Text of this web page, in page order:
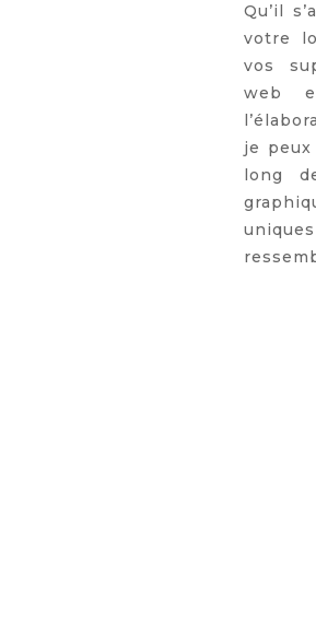
Qu’il
votre
vos
web
je
long